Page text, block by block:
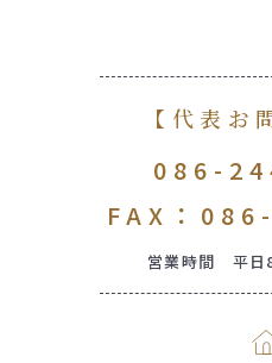
【代表お
086-
FAX：
営業時間 平日